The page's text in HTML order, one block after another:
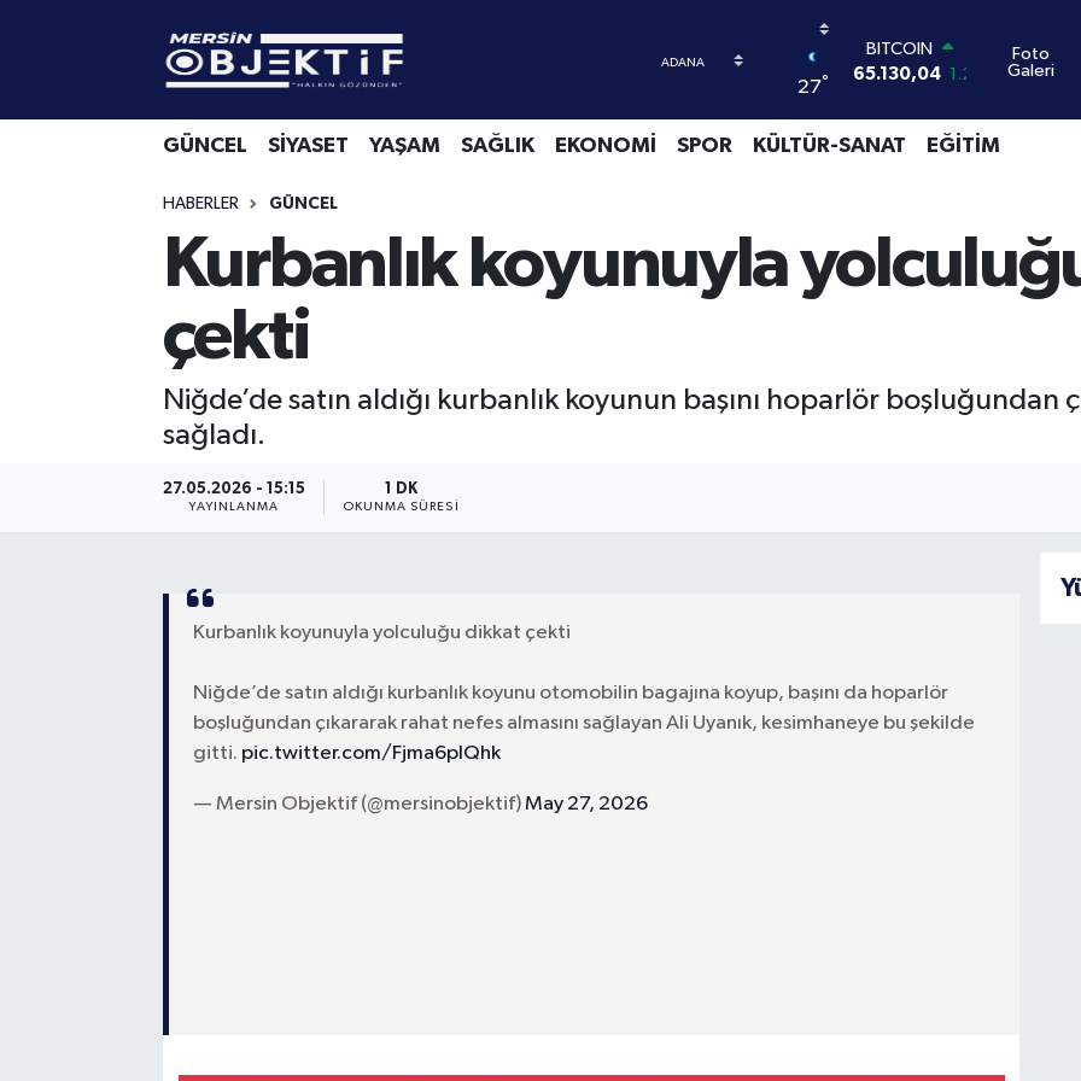
27°
BITCOIN
65.130,04 1.2
47,7106 0.17
EURO
GRAM ALTIN
6648.99 2.59
Foto
Galeri
GÜNCEL SİYASET YAŞAM SAĞLIK EKONOMİ SPOR KÜLTÜR-SANAT EĞİTİM
HABERLER GÜNCEL
Kurbanlık koyunuyla
çekti
Niğde’de satın aldığı kurbanlık koyunun başını hoparlör boşluğundan
sağladı.
27.05.2026 - 15:15
YAYINLANMA
1 DK
OKUNMA SÜRESI
Kurbanlık koyunuyla yolculuğu dikkat çekti
Niğde’de satın aldığı kurbanlık koyunu otomobilin bagajına koyup, başını da hoparlör
boşluğundan çıkararak rahat nefes almasını sağlayan Ali Uyanık, kesimhaneye bu şekilde
gitti. pic.twitter.com/Fjma6pIQhk
— Mersin Objektif (@mersinobjektif)May 27, 2026
EKONOMİ
Mersin Hava Durumu
Mersin Trafik Yoğunluk Haritası
Süper Lig Puan Durumu ve Fikstür
Tüm Manşetler
Son Dakika Haberleri
Haber Arşivi